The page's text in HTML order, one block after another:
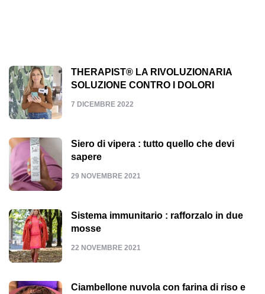
THERAPIST® LA RIVOLUZIONARIA
SOLUZIONE CONTRO I DOLORI
7 DICEMBRE 2022
Siero di vipera : tutto quello che devi
sapere
29 NOVEMBRE 2021
Sistema immunitario : rafforzalo in due
mosse
22 NOVEMBRE 2021
Ciambellone nuvola con farina di riso e